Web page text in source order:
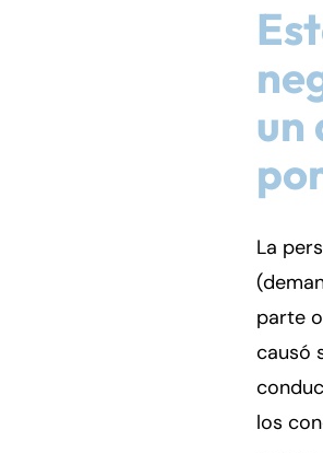
un
La
parte
causó
los